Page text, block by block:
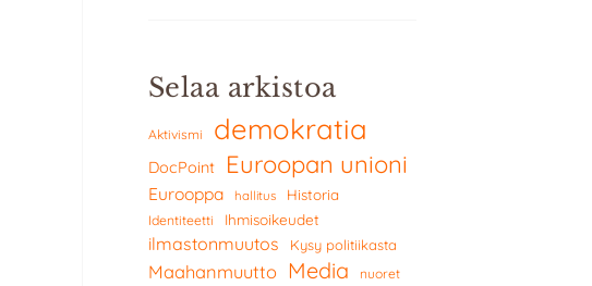
Selaa arkistoa
Aktivismi demokratia
DocPoint Euroopan unioni
Eurooppa hallitus Historia
Identiteetti Ihmisoikeudet
ilmastonmuutos Kysy politiikasta
Maahanmuutto Media nuoret